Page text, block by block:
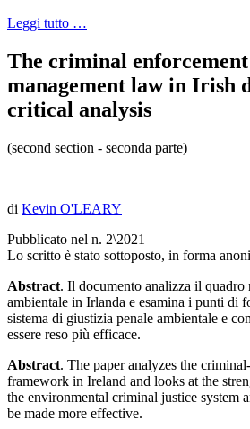
Leggi tutto …
The criminal enforcement
management law in Irish
critical analysis
(second section - seconda parte)
di Kevin O'LEARY
Pubblicato nel n. 2\2021
Lo scritto è stato sottoposto, in forma
Abstract. Il documento analizza il quadro
ambientale in Irlanda e esamina i punti di
sistema di giustizia penale ambientale e
essere reso più efficace.
Abstract. The paper analyzes the
framework in Ireland and looks at the
the environmental criminal justice system
be made more effective.